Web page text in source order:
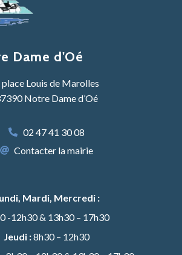
Dame d'Oé
place Louis de Marolles
Notre Dame d’Oé
02 47 41 30 08
Contacter la mairie
Mardi, Mercredi :
-12h30 & 13h30 – 17h30
Jeudi :8h30 – 12h30